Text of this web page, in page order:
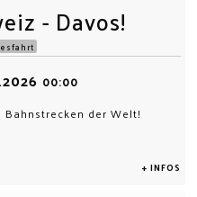
- Davos!
00:00
der Welt!
+ INFOS